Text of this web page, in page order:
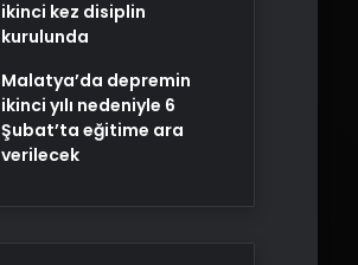
ikinci kez disiplin
kurulunda
Malatya’da depremin
ikinci yılı nedeniyle 6
Şubat’ta eğitime ara
verilecek